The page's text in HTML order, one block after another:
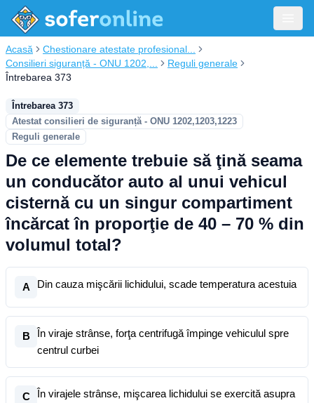
Acasă
Chestionare atestate profesional...
Consilieri siguranță - ONU 1202,...
Reguli generale
Întrebarea 373
Întrebarea 373
Atestat consilieri de siguranță - ONU 1202,1203,1223
Reguli generale
De ce elemente trebuie să ţină seama
un conducător auto al unui vehicul
cisternă cu un singur compartiment
încărcat în proporţie de 40 – 70 % din
volumul total?
A Din cauza mişcării lichidului, scade temperatura acestuia
B
În viraje strânse, forţa centrifugă împinge vehiculul spre
centrul curbei
C
În virajele strânse, mişcarea lichidului se exercită asupra